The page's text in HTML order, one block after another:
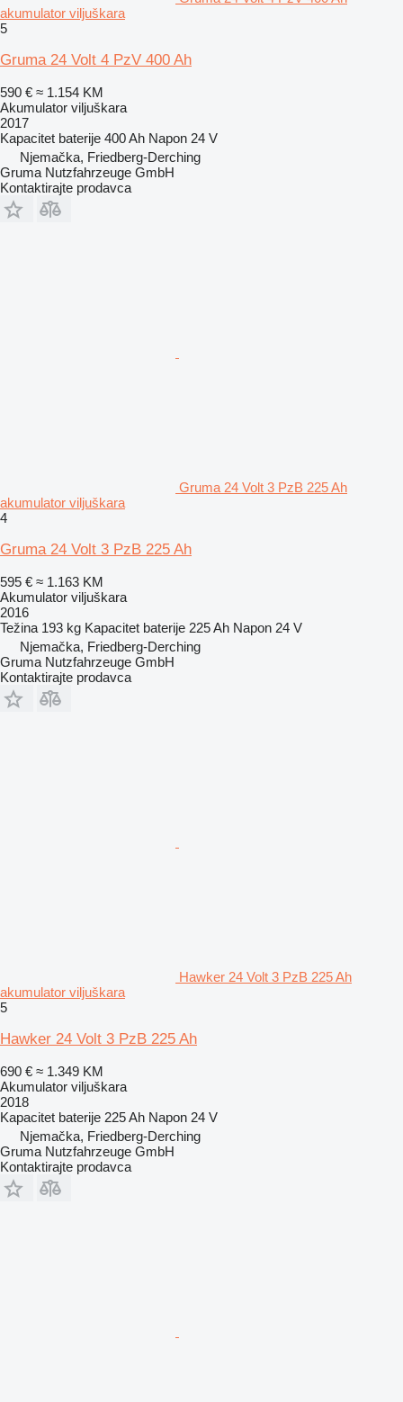
akumulator viljuškara
5
Gruma 24 Volt 4 PzV 400 Ah
590 € ≈ 1.154 KM
Akumulator viljuškara
2017
Kapacitet baterije 400 Ah Napon 24 V
Njemačka, Friedberg-Derching
Gruma Nutzfahrzeuge GmbH
Kontaktirajte prodavca
Gruma 24 Volt 3 PzB 225 Ah
akumulator viljuškara
4
Gruma 24 Volt 3 PzB 225 Ah
595 € ≈ 1.163 KM
Akumulator viljuškara
2016
Težina 193 kg Kapacitet baterije 225 Ah Napon 24 V
Njemačka, Friedberg-Derching
Gruma Nutzfahrzeuge GmbH
Kontaktirajte prodavca
Hawker 24 Volt 3 PzB 225 Ah
akumulator viljuškara
5
Hawker 24 Volt 3 PzB 225 Ah
690 € ≈ 1.349 KM
Akumulator viljuškara
2018
Kapacitet baterije 225 Ah Napon 24 V
Njemačka, Friedberg-Derching
Gruma Nutzfahrzeuge GmbH
Kontaktirajte prodavca